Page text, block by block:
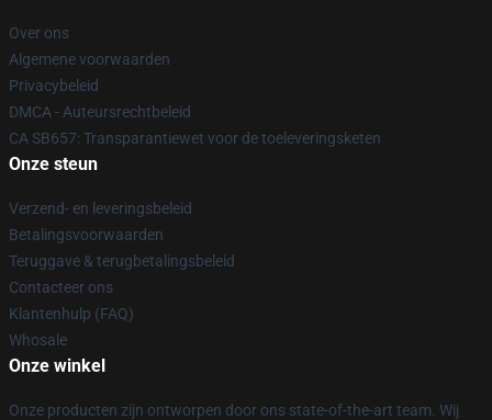
Over ons
Algemene voorwaarden
Privacybeleid
DMCA - Auteursrechtbeleid
CA SB657: Transparantiewet voor de toeleveringsketen
Onze steun
Verzend- en leveringsbeleid
Betalingsvoorwaarden
Teruggave & terugbetalingsbeleid
Contacteer ons
Klantenhulp (FAQ)
Whosale
Onze winkel
Onze producten zijn ontworpen door ons state-of-the-art team. Wij